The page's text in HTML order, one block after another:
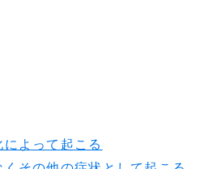
よって起こる